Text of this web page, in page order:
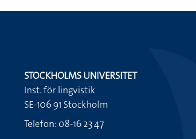
STOCKHOLMS UNIVERSITET
Inst. för lingvistik
SE-106 91 Stockholm
Telefon: 08-16 23 47